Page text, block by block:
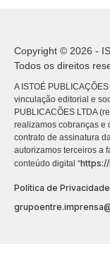
Copyright © 2026 -
Todos os direitos
A ISTOÉ
vinculação editorial e
PUBLICACÕES LTDA
realizamos cobranças e
contrato de assinatura
autorizamos terceiros a
conteúdo digital “
Política de Privacidade